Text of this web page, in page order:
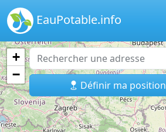
EauPotable.info
Définir ma position
+
−